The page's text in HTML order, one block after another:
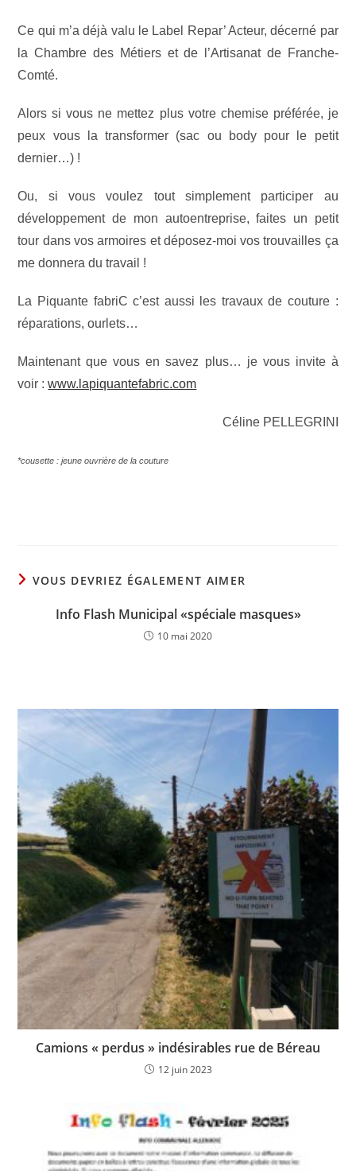
Ce qui m’a déjà valu le Label Repar’ Acteur, décerné par
la Chambre des Métiers et de l’Artisanat de Franche-
Comté.
Alors si vous ne mettez plus votre chemise préférée, je
peux vous la transformer (sac ou body pour le petit
dernier…) !
Ou, si vous voulez tout simplement participer au
développement de mon autoentreprise, faites un petit
tour dans vos armoires et déposez-moi vos trouvailles ça
me donnera du travail !
La Piquante fabriC c’est aussi les travaux de couture :
réparations, ourlets…
Maintenant que vous en savez plus… je vous invite à
voir :www.lapiquantefabric.com
Céline PELLEGRINI
*cousette : jeune ouvrière de la couture
VOUS DEVRIEZ ÉGALEMENT AIMER
Info Flash Municipal «spéciale masques»
10 mai 2020
Camions « perdus » indésirables rue de Béreau
12 juin 2023